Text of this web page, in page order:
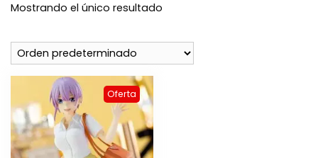
Mostrando el único resultado
Oferta